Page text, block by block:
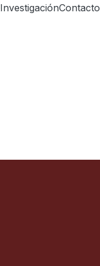
InvestigaciónContacto